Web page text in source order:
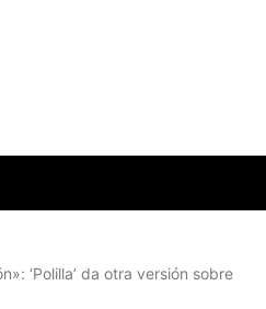
‘Polilla’ da otra versión sobre